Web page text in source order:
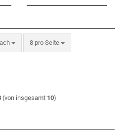
8 pro Seite
pro Seite
(von insgesamt 10)